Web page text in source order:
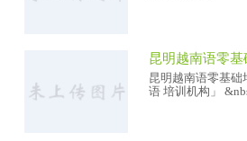
昆明越南语零基础
语 培训机构」